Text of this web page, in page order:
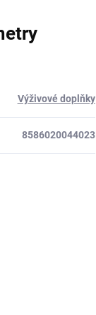
Výživové doplňky
8586020044023